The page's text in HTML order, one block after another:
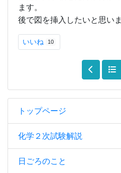
トップページ
化学２次試験解説
日ごろのこと
ます。
後で図を挿入したいと思いま
いいね 10